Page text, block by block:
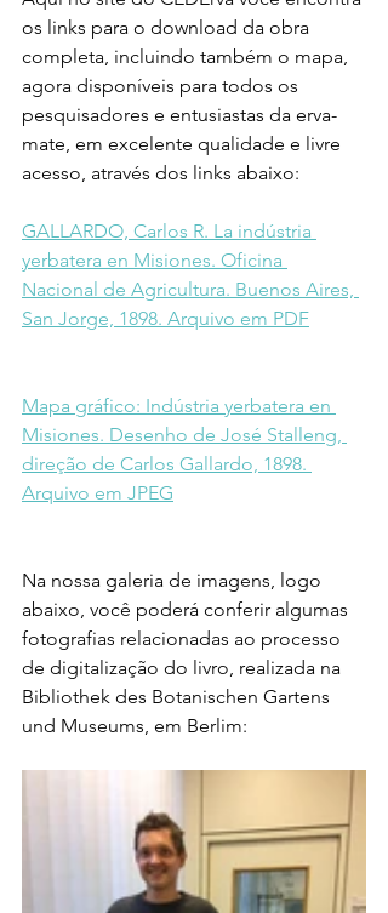
os links para o download da obra
completa, incluindo também o mapa,
agora disponíveis para todos os
pesquisadores e entusiastas da erva-
mate, em excelente qualidade e livre
acesso, através dos links abaixo:
GALLARDO, Carlos R. La indústria
yerbatera en Misiones. Oficina
Nacional de Agricultura. Buenos Aires,
San Jorge, 1898. Arquivo em PDF
Mapa gráfico: Indústria yerbatera en
Misiones. Desenho de José Stalleng,
direção de Carlos Gallardo, 1898.
Arquivo em JPEG
Na nossa galeria de imagens, logo
abaixo, você poderá conferir algumas
fotografias relacionadas ao processo
de digitalização do livro, realizada na
Bibliothek des Botanischen Gartens
und Museums, em Berlim: